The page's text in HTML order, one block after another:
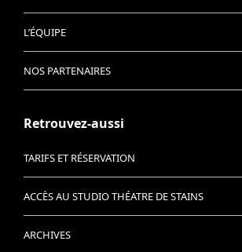
L’ÉQUIPE
NOS PARTENAIRES
Retrouvez-aussi
TARIFS ET RÉSERVATION
ACCÈS AU STUDIO THÉATRE DE STAINS
ARCHIVES